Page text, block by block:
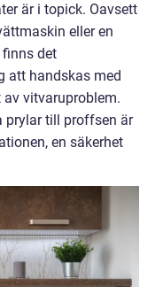
är i topick. Oavsett
eller en
det
att handskas med
vitvaruproblem.
prylar till proffsen är
en säkerhet